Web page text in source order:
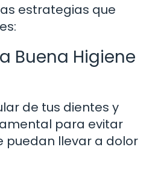
estrategias que
Buena Higiene
de tus dientes y
para evitar
puedan llevar a dolor